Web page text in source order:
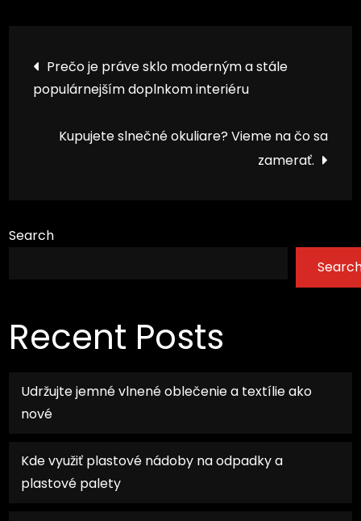
Post
navigation
Prečo je práve sklo moderným a stále
populárnejším doplnkom interiéru
Kupujete slnečné okuliare? Vieme na čo sa
zamerať.
Search
Recent Posts
Udržujte jemné vlnené oblečenie a textílie ako
nové
Kde využiť plastové nádoby na odpadky a
plastové palety